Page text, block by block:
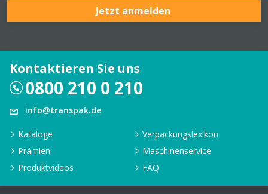
Jetzt anmelden
Kontaktieren Sie uns
0800 210 0 210
info@transpak.de
Kataloge
Verpackungslexikon
Prämien
Maschinenservice
Produktvideos
FAQ